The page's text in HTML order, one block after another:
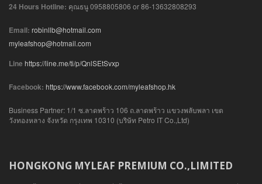
24 Hours Hotline: คุณธนู 0958805806 or 86-13632808293
Email: robinllb@hotmail.com
myleafshop@hotmail.com
Line https://line.me/ti/p/QnlSEtSvxp
Facebook: https://www.facebook.com/myleafshop.hk
Business Partner: 1/1 ซ.ลาดพร้าว 106 ถ.ลาดพร้าว แขวงพลับพลา เขต
วังทองหลาง จังหวัด กรุงเทพ 10310 (บริษัท Petro IT Co.,Ltd)
HONGKONG MYLEAF PREMIUM CO.,LIMITED